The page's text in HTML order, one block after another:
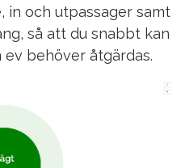
in och utpassager samt
så att du snabbt kan
behöver åtgärdas.